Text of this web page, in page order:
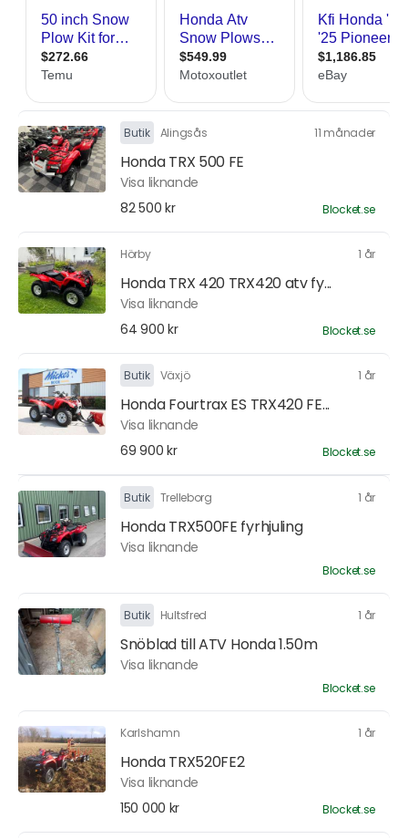
Butik Alingsås 11 månader
Honda TRX 500 FE
Visa liknande
82 500 kr
Blocket.se
Hörby 1 år
Honda TRX 420 TRX420 atv fy...
Visa liknande
64 900 kr
Blocket.se
Butik Växjö 1 år
Honda Fourtrax ES TRX420 FE...
Visa liknande
69 900 kr
Blocket.se
Butik Trelleborg 1 år
Honda TRX500FE fyrhjuling
Visa liknande
Blocket.se
Butik Hultsfred 1 år
Snöblad till ATV Honda 1.50m
Visa liknande
Blocket.se
Karlshamn 1 år
Honda TRX520FE2
Visa liknande
150 000 kr
Blocket.se